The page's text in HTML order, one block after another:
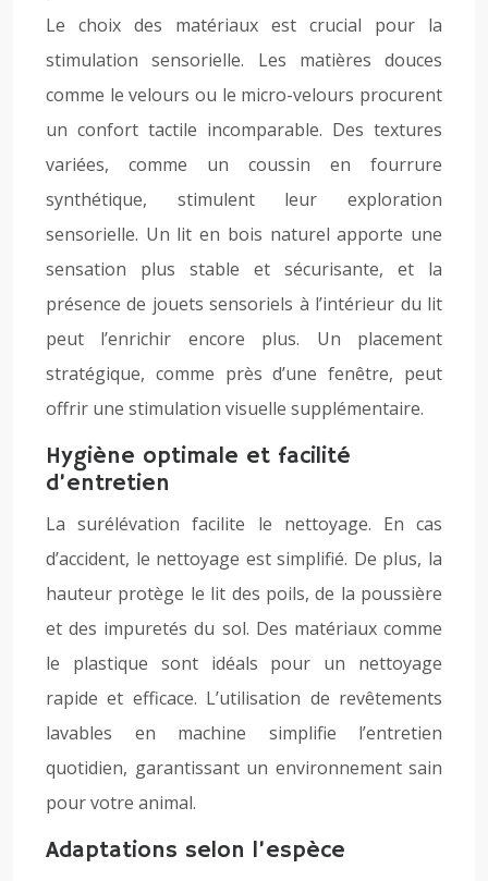
Le choix des matériaux est crucial pour la
stimulation sensorielle. Les matières douces
comme le velours ou le micro-velours procurent
un confort tactile incomparable. Des textures
variées, comme un coussin en fourrure
synthétique, stimulent leur exploration
sensorielle. Un lit en bois naturel apporte une
sensation plus stable et sécurisante, et la
présence de jouets sensoriels à l’intérieur du lit
peut l’enrichir encore plus. Un placement
stratégique, comme près d’une fenêtre, peut
offrir une stimulation visuelle supplémentaire.
Hygiène optimale et facilité
d’entretien
La surélévation facilite le nettoyage. En cas
d’accident, le nettoyage est simplifié. De plus, la
hauteur protège le lit des poils, de la poussière
et des impuretés du sol. Des matériaux comme
le plastique sont idéals pour un nettoyage
rapide et efficace. L’utilisation de revêtements
lavables en machine simplifie l’entretien
quotidien, garantissant un environnement sain
pour votre animal.
Adaptations selon l’espèce